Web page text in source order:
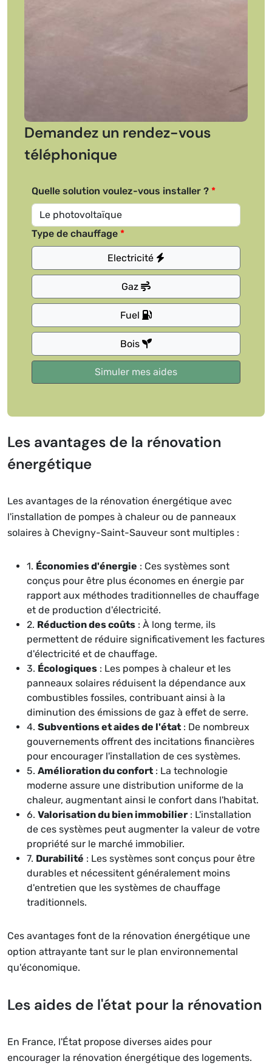
Demandez un rendez-vous
téléphonique
Quelle solution voulez-vous installer ?
Type de chauffage
Electricité
Gaz
Fuel
Bois
Les avantages de la rénovation
énergétique
Les avantages de la rénovation énergétique avec
l'installation de pompes à chaleur ou de panneaux
solaires à Chevigny-Saint-Sauveur sont multiples :
1. Économies d'énergie : Ces systèmes sont
conçus pour être plus économes en énergie par
rapport aux méthodes traditionnelles de chauffage
et de production d'électricité.
2. Réduction des coûts : À long terme, ils
permettent de réduire significativement les factures
d'électricité et de chauffage.
3. Écologiques : Les pompes à chaleur et les
panneaux solaires réduisent la dépendance aux
combustibles fossiles, contribuant ainsi à la
diminution des émissions de gaz à effet de serre.
4. Subventions et aides de l'état : De nombreux
gouvernements offrent des incitations financières
pour encourager l'installation de ces systèmes.
5. Amélioration du confort : La technologie
moderne assure une distribution uniforme de la
chaleur, augmentant ainsi le confort dans l'habitat.
6. Valorisation du bien immobilier : L'installation
de ces systèmes peut augmenter la valeur de votre
propriété sur le marché immobilier.
7. Durabilité : Les systèmes sont conçus pour être
durables et nécessitent généralement moins
d'entretien que les systèmes de chauffage
traditionnels.
Ces avantages font de la rénovation énergétique une
option attrayante tant sur le plan environnemental
qu'économique.
Les aides de l'état pour la rénovation
En France, l'État propose diverses aides pour
encourager la rénovation énergétique des logements.